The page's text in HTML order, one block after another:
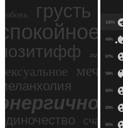
грусть
зимний
счастье
100%
49%
87%
58%
83%
83%
85%